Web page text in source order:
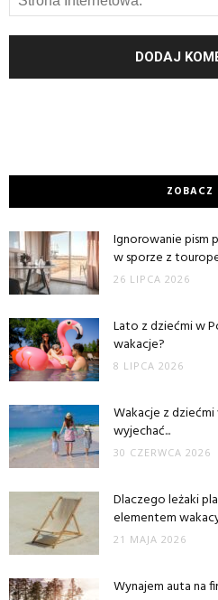
ZOBACZ
Ignorowanie pism
w sporze z
26 LIPCA 2026
Lato z dziećmi w
wakacje?
8 LIPCA 2026
Wakacje z
wyjechać...
30 CZERWCA 2026
Dlaczego leżaki
elementem
21 MAJA 2026
Wynajem auta na